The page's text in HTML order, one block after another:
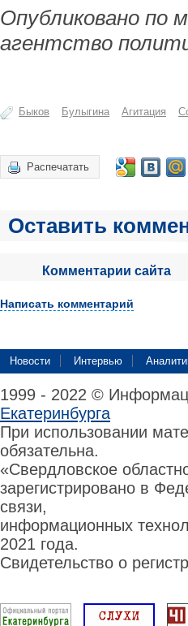
Опубликовано по
агентство
Быков Булыгина Агитация
Распечатать
Оставить
Комментарии сайта
Написать комментарий
Новости Интервью
1999 - 2022 ©
Екатеринбурга
При использовании
обязательна.
«Свердловское
зарегистрировано в
связи,
информационных
2021 года.
Свидетельство о